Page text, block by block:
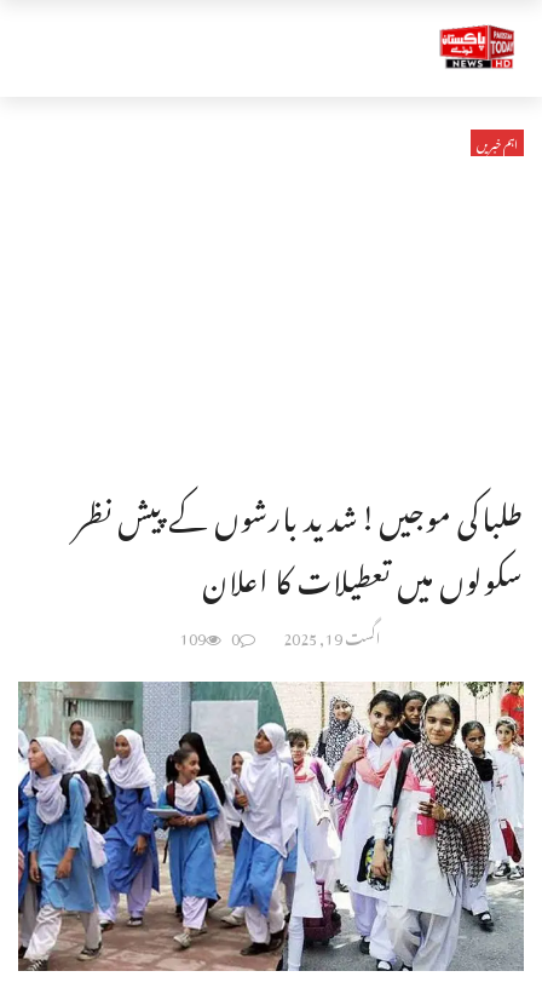
اہم خبریں
طلباکی موجیں!شدید بارشوں کے پیش نظر
سکولوں میں تعطیلات کا اعلان
اگست 19, 2025 0
109